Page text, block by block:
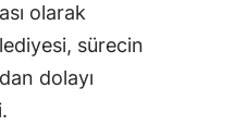
olarak
sürecin
dolayı